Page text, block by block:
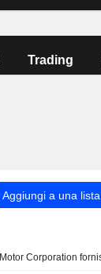
Trading
Aggiungi a una lista